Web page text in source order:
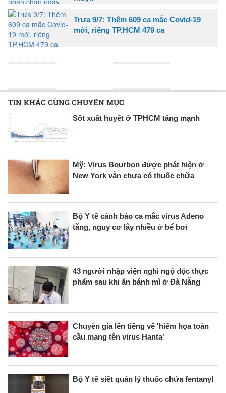
Trưa 9/7: Thêm 609 ca mắc Covid-19
mới, riêng TP.HCM 479 ca
TIN KHÁC CÙNG CHUYÊN MỤC
Sốt xuất huyết ở TPHCM tăng mạnh
Mỹ: Virus Bourbon được phát hiện ở
New York vẫn chưa có thuốc chữa
Bộ Y tế cảnh báo ca mắc virus Adeno
tăng, nguy cơ lây nhiều ở bể bơi
43 người nhập viện nghi ngộ độc thực
phẩm sau khi ăn bánh mì ở Đà Nẵng
Chuyên gia lên tiếng về 'hiểm họa toàn
cầu mang tên virus Hanta'
Bộ Y tế siết quản lý thuốc chứa fentanyl